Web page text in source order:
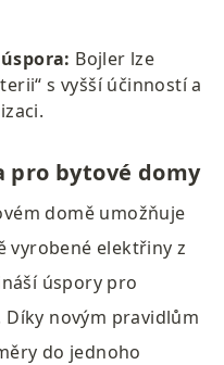
Bojler lze
s vyšší účinností a
pro bytové domy
domě umožňuje
vyrobené elektřiny z
úspory pro
Díky novým pravidlům
do jednoho